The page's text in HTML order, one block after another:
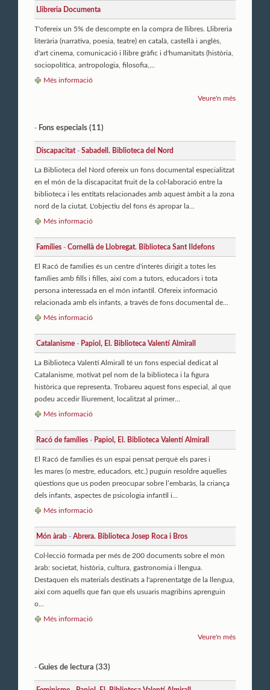
Llibreria Documenta
T'ofereix un 5% de descompte en la compra de llibres. Llibreria
literària (narrativa, poesia, teatre) en català, castellà i anglès,
d'art cinema, comunicació i llibre gràfic i d'humanitats (història,
sociopolítica, antropologia, filosofia,...
Més informació
Veure'n més
- Fons especials (11)
Discapacitat-Sabadell. Biblioteca del Nord
La Biblioteca del Nord ofereix un fons documental especialitzat
en el món de la discapacitat fruit de la col·laboració entre la
biblioteca i les entitats relacionades amb aquest àmbit a la zona
nord de la ciutat. L'objectiu del fons és apropar la...
Més informació
Famílies -Cornellà de Llobregat. Biblioteca Sant Ildefons
El Racó de famílies és un centre d'interès dirigit a totes les
famílies amb fills i filles, així com a tutors, educadors i tota
persona interessada en el món infantil. Ofereix informació
relacionada amb els infants, a través de fons documental de...
Més informació
Catalanisme - Papiol, El. Biblioteca Valentí Almirall
La Biblioteca Valentí Almirall té un fons especial dedicat al
Catalanisme, motivat pel nom de la biblioteca i la figura
històrica que representa. Trobareu aquest fons especial, al que
podeu accedir lliurement, localitzat al primer...
Més informació
Racó de famílies - Papiol, El. Biblioteca Valentí Almirall
El Racó de famílies és un espai pensat perquè els pares i
les mares (o mestre, educadors, etc.) puguin resoldre aquelles
qüestions que us poden preocupar sobre l’embaràs, la criança
dels infants, aspectes de psicologia infantil i...
Més informació
Món àrab -Abrera. Biblioteca Josep Roca i Bros
Col·lecció formada per més de 200 documents sobre el món
àrab: societat, història, cultura, gastronomia i llengua.
Destaquen els materials destinats a l'aprenentatge de la llengua,
així com aquells que fan que els usuaris magribins aprenguin
o...
Més informació
Veure'n més
- Guies de lectura (33)